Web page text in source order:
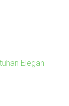
Elegan